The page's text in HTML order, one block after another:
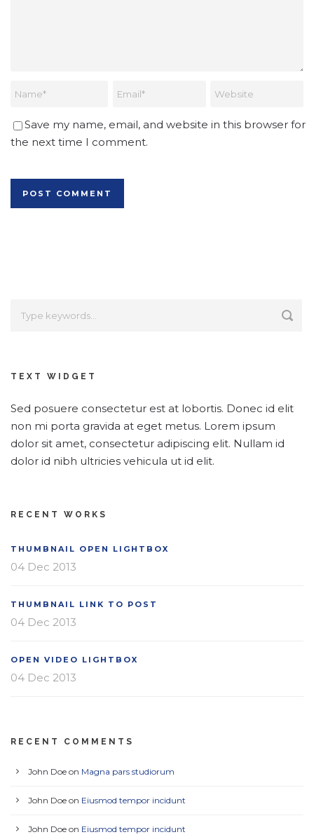
Save my name, email, and website in this browser for
the next time I comment.
TEXT WIDGET
Sed posuere consectetur est at lobortis. Donec id elit
non mi porta gravida at eget metus. Lorem ipsum
dolor sit amet, consectetur adipiscing elit. Nullam id
dolor id nibh ultricies vehicula ut id elit.
RECENT WORKS
THUMBNAIL OPEN LIGHTBOX
04 Dec 2013
THUMBNAIL LINK TO POST
04 Dec 2013
OPEN VIDEO LIGHTBOX
04 Dec 2013
RECENT COMMENTS
John Doe on Magna pars studiorum
John Doe on Eiusmod tempor incidunt
John Doe on Eiusmod tempor incidunt